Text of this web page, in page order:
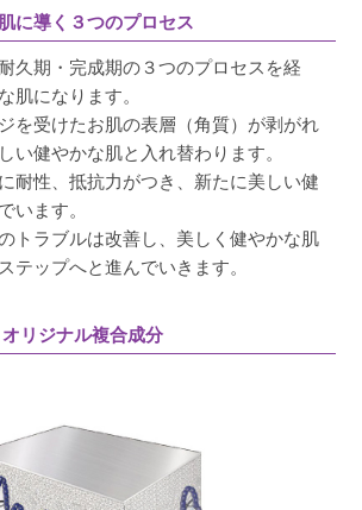
に導く３つのプロセス
久期・完成期の３つのプロセスを経
肌になります。
を受けたお肌の表層（角質）が剥がれ
い健やかな肌と入れ替わります。
耐性、抵抗力がつき、新たに美しい健
います。
トラブルは改善し、美しく健やかな肌
テップへと進んでいきます。
リジナル複合成分